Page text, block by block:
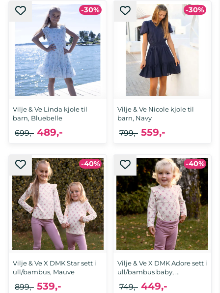
-30%
Vilje & Ve Linda kjole til
barn, Bluebelle
489,-
699,-
-30%
Vilje & Ve Nicole kjole til
barn, Navy
559,-
799,-
-40%
Vilje & Ve X DMK Star sett i
ull/bambus, Mauve
539,-
899,-
-40%
Vilje & Ve X DMK Adore sett i
ull/bambus baby, ...
449,-
749,-